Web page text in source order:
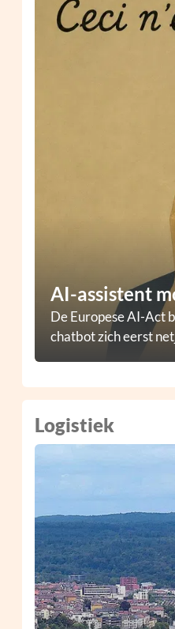
AI-assistent
De Europese AI-Act
chatbot zich eerst
Logistiek